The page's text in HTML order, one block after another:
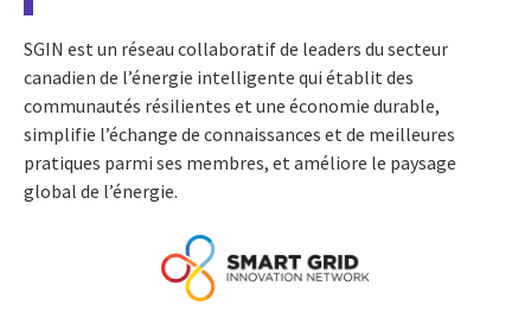
SGIN est un réseau collaboratif de leaders du secteur
canadien de l’énergie intelligente qui établit des
communautés résilientes et une économie durable,
simplifie l’échange de connaissances et de meilleures
pratiques parmi ses membres, et améliore le paysage
global de l’énergie.